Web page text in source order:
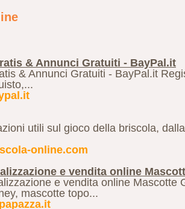
& Annunci Gratuiti - BayPal.it
& Annunci Gratuiti - BayPal.it
utili sul gioco della briscola,
online.com
e vendita online
e vendita online
mascotte topo...